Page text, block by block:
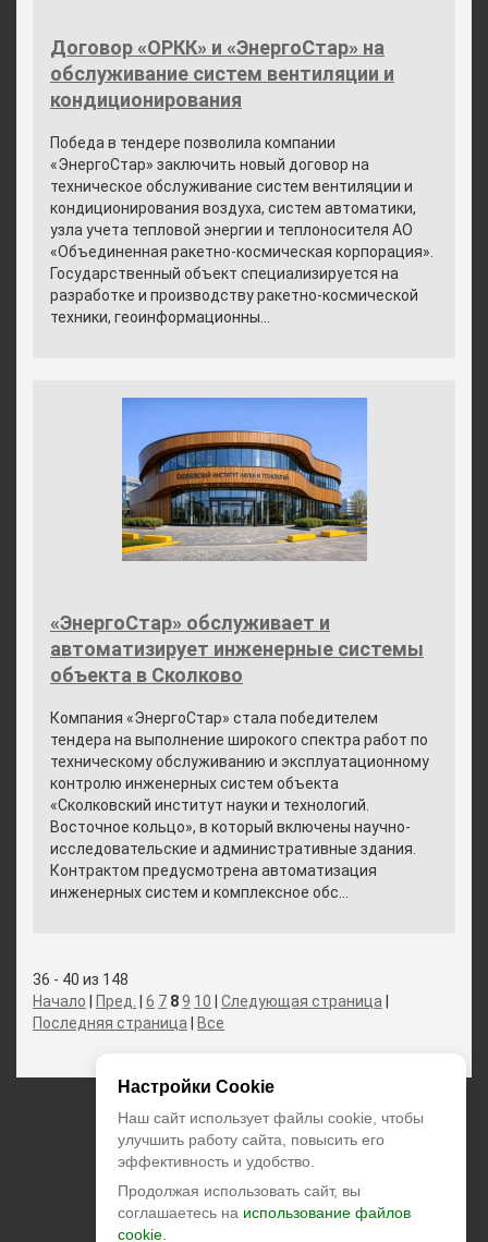
Договор «ОРКК» и «ЭнергоСтар» на
обслуживание систем вентиляции и
кондиционирования
Победа в тендере позволила компании
«ЭнергоСтар» заключить новый договор на
техническое обслуживание систем вентиляции и
кондиционирования воздуха, систем автоматики,
узла учета тепловой энергии и теплоносителя АО
«Объединенная ракетно-космическая корпорация».
Государственный объект специализируется на
разработке и производству ракетно-космической
техники, геоинформационны...
«ЭнергоСтар» обслуживает и
автоматизирует инженерные системы
объекта в Сколково
Компания «ЭнергоСтар» стала победителем
тендера на выполнение широкого спектра работ по
техническому обслуживанию и эксплуатационному
контролю инженерных систем объекта
«Сколковский институт науки и технологий.
Восточное кольцо», в который включены научно-
исследовательские и административные здания.
Контрактом предусмотрена автоматизация
инженерных систем и комплексное обс...
36 - 40 из 148
Начало
Пред. 6 7 89 10 Следующая страница
Последняя страница
Все
+7 (495) 374-55-85
zakaz@climatstar.ru
Москва,Кибальчича, д.2 корп.1
climatstar © 2026 All rights reserved
Настройки Cookie
Наш сайт использует файлы cookie, чтобы
улучшить работу сайта, повысить его
эффективность и удобство.
Продолжая использовать сайт, вы
соглашаетесь на использование файлов
cookie.